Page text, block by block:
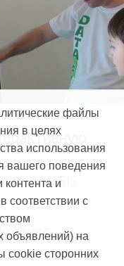
#ArcGIS
файлы
в целях
использования
вашего поведения
контента и
соответствии с
объявлений) на
cookie сторонних